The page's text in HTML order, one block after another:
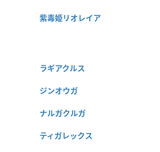
紫毒姫リオレイア
ラギアクルス
ジンオウガ
ナルガクルガ
ティガレックス